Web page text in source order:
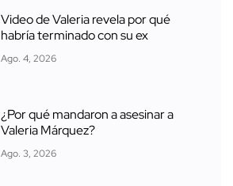
Video de Valeria revela por qué
habría terminado con su ex
Ago. 4, 2026
¿Por qué mandaron a asesinar a
Valeria Márquez?
Ago. 3, 2026